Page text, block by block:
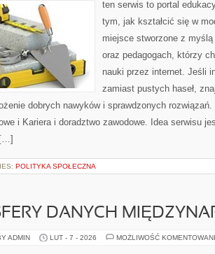
ten serwis to portal
tym, jak kształcić się w
miejsce stworzone z
oraz pedagogach, którzy
nauki przez internet. Jeśli
zamiast pustych haseł,
dobrych nawyków i sprawdzonych
i Kariera i doradztwo zawodowe. Idea serwisu
POLITYKA SPOŁECZNA
DANYCH
ADMIN LUT - 7 - 2026 MOŻLIWOŚĆ